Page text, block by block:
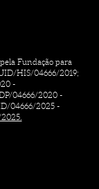
Fundação para
HIS/04666/2019;
-
04666/2020 -
04666/2025 -